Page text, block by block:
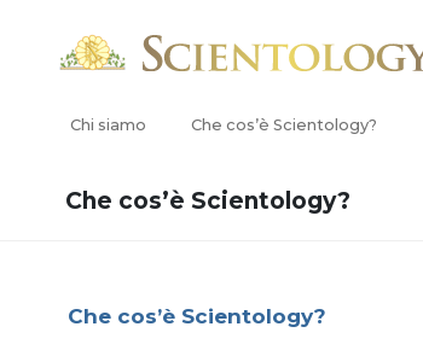
Chi siamo Che cos’è Scientology?
Che cos’è Scientology?
Che cos’è Scientology?